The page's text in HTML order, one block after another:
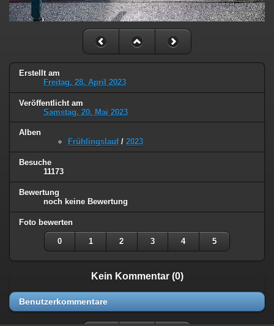
Erstellt am
Freitag, 28. April 2023
Veröffentlicht am
Samstag, 20. Mai 2023
Alben
Frühlingslauf/ 2023
Besuche
11173
Bewertung
noch keine Bewertung
Foto bewerten
0 1 2 3 4 5
Kein Kommentar (0)
Benutzerkommentare